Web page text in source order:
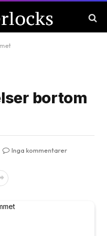
bortom
Inga kommentarer